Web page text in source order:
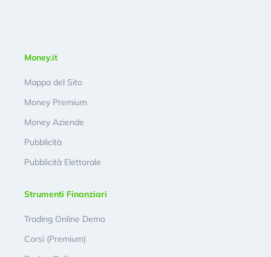
Money.it
Mappa del Sito
Money Premium
Money Aziende
Pubblicità
Pubblicità Elettorale
Strumenti Finanziari
Trading Online Demo
Corsi (Premium)